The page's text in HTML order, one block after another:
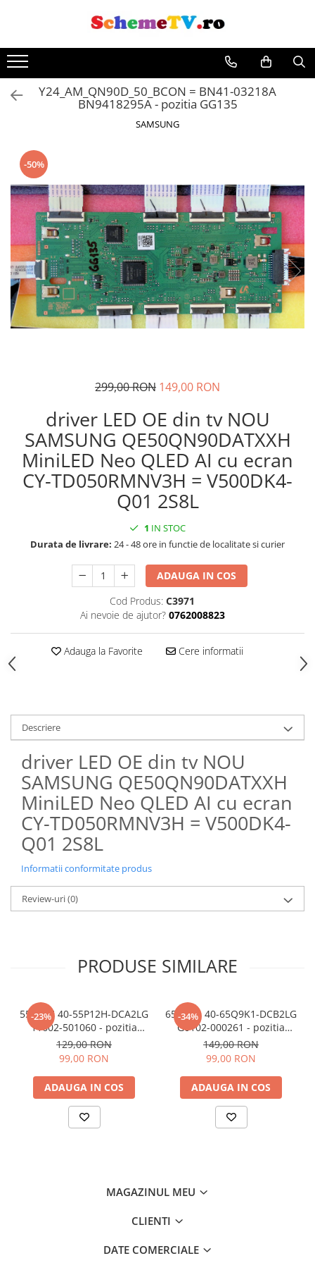
Y24_AM_QN90D_50_BCON = BN41-03218A
BN9418295A - pozitia GG135
SAMSUNG
-50%
299,00 RON 149,00 RON
driver LED OE din tv NOU
SAMSUNG QE50QN90DATXXH
MiniLED Neo QLED AI cu ecran
CY-TD050RMNV3H = V500DK4-
Q01 2S8L
1 IN STOC
Durata de livrare: 24 - 48 ore in functie de localitate si curier
ADAUGA IN COS
Cod Produs: C3971
Ai nevoie de ajutor? 0762008823
Adauga la Favorite Cere informatii
Descriere
driver LED OE din tv NOU
SAMSUNG QE50QN90DATXXH
MiniLED Neo QLED AI cu ecran
CY-TD050RMNV3H = V500DK4-
Q01 2S8L
Informatii conformitate produs
Review-uri(0)
PRODUSE SIMILARE
-23%
55P12H 40-55P12H-DCA2LG
11602-501060 - pozitia
GG517 GG917
129,00 RON
99,00 RON
ADAUGA IN COS
-34%
65Q9K1 40-65Q9K1-DCB2LG
G0102-000261 - pozitia
GG522
149,00 RON
99,00 RON
ADAUGA IN COS
MAGAZINUL MEU
CLIENTI
DATE COMERCIALE